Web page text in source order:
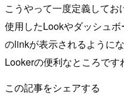
こうやって一度定義して
使用したLookやダッシュ
のlinkが表示されるように
Lookerの便利なところです
この記事をシェアする